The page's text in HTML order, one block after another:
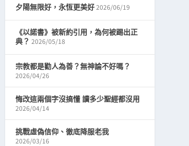
夕陽無限好，永恆更美好 2026/06/19
《以諾書》被新約引用，為何被踢出正
典？ 2026/05/18
宗教都是勸人為善？無神論不好嗎？
2026/04/26
悔改這兩個字沒搞懂 讀多少聖經都沒用
2026/04/14
挑戰虛偽信仰、徹底降服老我
2026/03/16